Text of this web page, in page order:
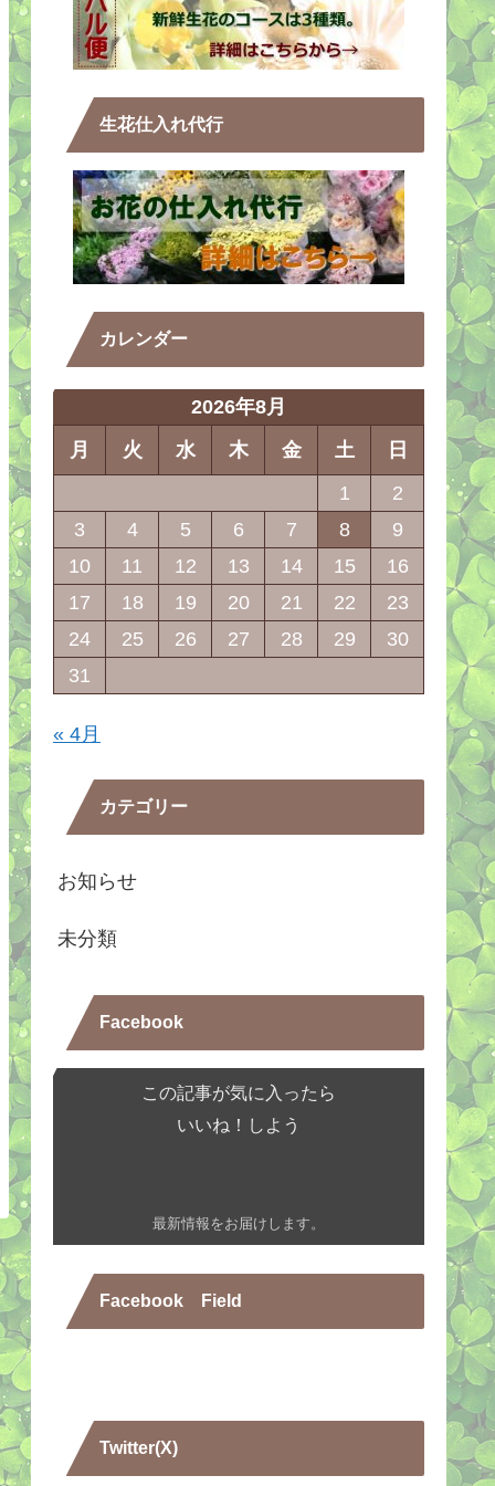
生花仕入れ代行
カレンダー
2026年8月
月
火 水 木 金 土
日
1
2
3
4 5 6 7 8
9
10
11 12 13 14 15
16
17
18 19 20 21 22
23
24
25 26 27 28 29
30
31
« 4月
カテゴリー
お知らせ
未分類
Facebook
この記事が気に入ったら
いいね！しよう
最新情報をお届けします。
Facebook Field
Twitter(X)